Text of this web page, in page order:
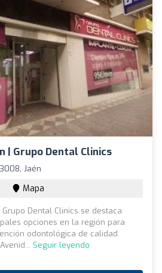
| Grupo Dental Clinics
Jaén
Mapa
Dental Clinics se destaca
opciones en la región para
odontológica de calidad.
Seguir leyendo